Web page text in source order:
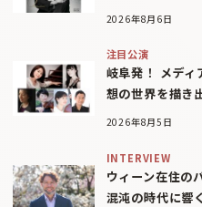
2026年8月6日
注目公演
岐阜発！ メデ
想の世界を描き
2026年8月5日
INTERVIEW
ウィーン在住の
混沌の時代に響